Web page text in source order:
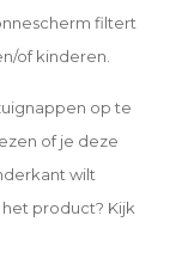
filtert
of kinderen.
op te
of je deze
wilt
product? Kijk